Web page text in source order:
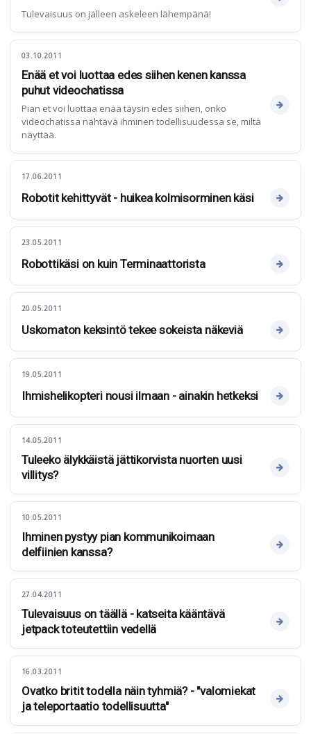
Tulevaisuus on jälleen askeleen lähempänä!
03.10.2011
Enää et voi luottaa edes siihen kenen kanssa
puhut videochatissa
Pian et voi luottaa enää täysin edes siihen, onko
videochatissa nähtävä ihminen todellisuudessa se, miltä
näyttää.
17.06.2011
Robotit kehittyvät - huikea kolmisorminen käsi
23.05.2011
Robottikäsi on kuin Terminaattorista
20.05.2011
Uskomaton keksintö tekee sokeista näkeviä
19.05.2011
Ihmishelikopteri nousi ilmaan - ainakin hetkeksi
14.05.2011
Tuleeko älykkäistä jättikorvista nuorten uusi
villitys?
10.05.2011
Ihminen pystyy pian kommunikoimaan
delfiinien kanssa?
27.04.2011
Tulevaisuus on täällä - katseita kääntävä
jetpack toteutettiin vedellä
16.03.2011
Ovatko britit todella näin tyhmiä? - "valomiekat
ja teleportaatio todellisuutta"